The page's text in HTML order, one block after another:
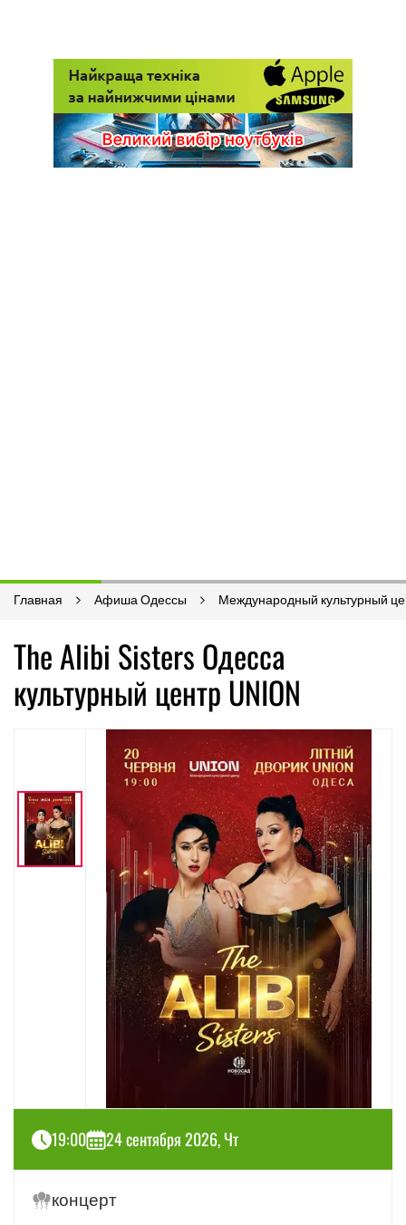
Главная Афиша Одессы Международный культурный
The Alibi Sisters Одесса
культурный центр UNION
19:00 24 сентября 2026, Чт
концерт